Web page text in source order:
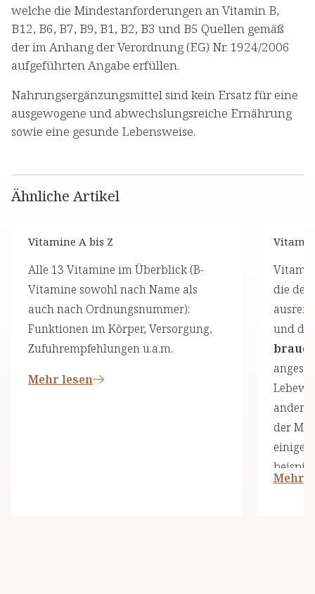
welche die Mindestanforderungen an Vitamin B,
B12, B6, B7, B9, B1, B2, B3 und B5 Quellen gemäß
der im Anhang der Verordnung (EG) Nr. 1924/2006
aufgeführten Angabe erfüllen.
Nahrungsergänzungsmittel sind kein Ersatz für eine
ausgewogene und abwechslungsreiche Ernährung
sowie eine gesunde Lebensweise.
Ähnliche Artikel
Vitamine A bis Z
Alle 13 Vitamine im Überblick (B-
Vitamine sowohl nach Name als
auch nach Ordnungsnummer):
Funktionen im Körper, Versorgung,
Zufuhrempfehlungen u.a.m.
Mehr lesen
die der
und
andere
der
einige
und
Mehr